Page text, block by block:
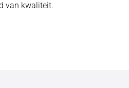
van kwaliteit.